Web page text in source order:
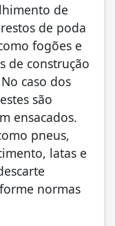
de
de poda
fogões e
de construção
caso dos
são
ensacados.
pneus,
latas e
normas